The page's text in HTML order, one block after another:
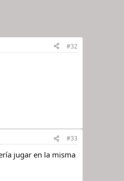
#32
#33
jugar en la misma